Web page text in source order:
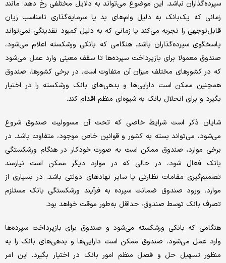
سپرده‌گذاران نباشد. این موضوع می‌تواند به دلایل مختلفی رخ دهد؛ مانند
زمانی که یک‌بانک به دلیل وام‌های بد یا سرمایه‌گذاری نامناسب زیان
قابل‌توجهی را تجربه می‌کند یا زمانی که به دلیل کمبود نقدینگی نمی‌تواند
پاسخگوی سپرده‌گذاران باشد. هنگامی که بانکی ورشکسته اعلام می‌شود،
صندوق معمولا برای بازپرداخت سپرده‌ها تا سقف معینی وارد عمل می‌شود
که در کشورهای مختلف میزان آن متفاوت است. در برخی کشورها، صندوق
همچنین ممکن است دارایی‌ها و بدهی‌‌‌های بانک ورشکسته را در اختیار
بگیرد و برای انحلال بانک به شیوه‌‌‌ای منظم اقدام کند.
شایان ذکر است شرایط خاصی که تحت آن مسوولیت صندوق شروع
می‌شود، می‌تواند بسته به کشور و قوانین خاص موجود، متفاوت باشد. در
برخی موارد، صندوق ممکن است به صورت خودکار در هنگام ورشکستگی
بانک فعال شود، در حالی که در موارد دیگر ممکن است نیازمند
تصمیم‌گیری مقامات نظارتی یا سایر نهادهای دولتی باشد. در بسیاری از
موارد، ورود صندوق ضمانت سپرده به فرآیند ورشکستگی بانک مستلزم
تصرف بانک توسط صندوق، حداقل به‌طور موقت خواهد بود.
هنگامی که بانکی ورشکسته می‌شود و صندوق برای بازپرداخت سپرده‌ها
وارد عمل می‌شود، صندوق ممکن است دارایی‌ها و بدهی‌های بانک را به
منظور تسهیل حل و فصل منظم امور بانک در اختیار بگیرد. این امر